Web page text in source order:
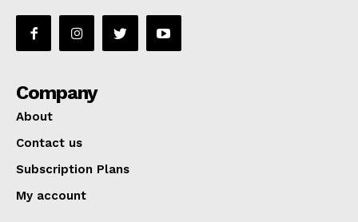
Company
About
Contact us
Subscription Plans
My account